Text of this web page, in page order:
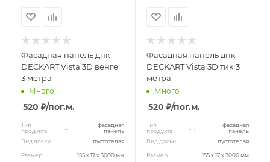
Фасадная панель дпк
DECKART Vista 3D венге
3 метра
Много
520 ₽/пог.м.
Тип
продукта
фасадная
панель
Вид доски
пустотелая
Размер 155 х 17 х 3000 мм
Фасадная панель дпк
DECKART Vista 3D тик 3
метра
Много
520 ₽/пог.м.
Тип
продукта
фасадная
панель
Вид доски
пустотелая
Размер 155 х 17 х 3000 мм